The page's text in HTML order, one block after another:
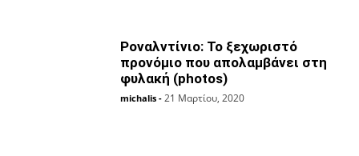
Ροναλντίνιο: Το ξεχωριστό
προνόμιο που απολαμβάνει στη
φυλακή (photos)
michalis - 21 Μαρτίου, 2020